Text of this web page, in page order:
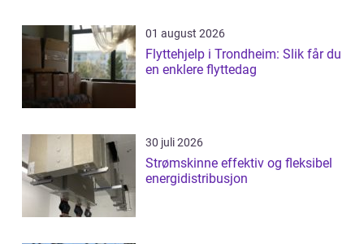
01 august 2026
Flyttehjelp i Trondheim: Slik får du
en enklere flyttedag
30 juli 2026
Strømskinne effektiv og fleksibel
energidistribusjon